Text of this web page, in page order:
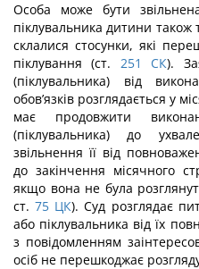
Особа може бути
піклувальника дитини
склалися стосунки, які
піклування (ст. 251 СК).
(піклувальника) від
обов’язків розглядається у
має продовжити
(піклувальника) до
звільнення її від
до закінчення місячного
якщо вона не була
ст. 75 ЦК). Суд розглядає
або піклувальника від їх
з повідомленням
осіб не перешкоджає